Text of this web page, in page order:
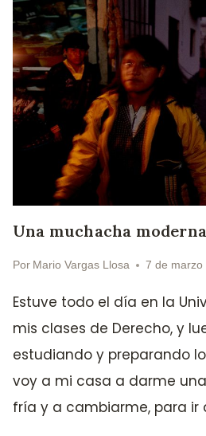
Una muchacha moderna
Por Mario Vargas Llosa 7 de marzo
Estuve todo el día en la
mis clases de Derecho, y
estudiando y preparando
voy a mi casa a darme
fría y a cambiarme, para ir